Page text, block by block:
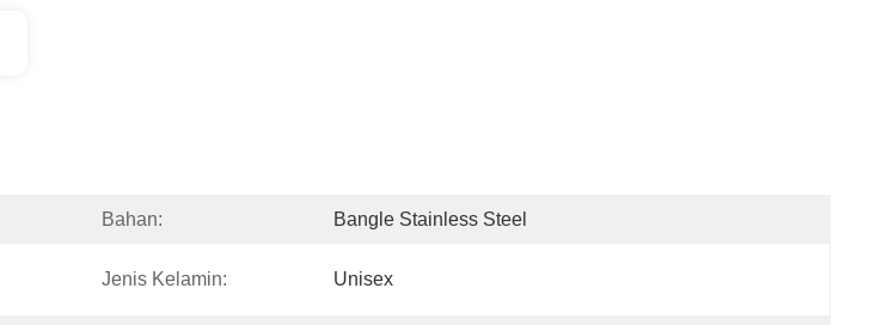
Bahan: Bangle Stainless Steel
Jenis Kelamin: Unisex